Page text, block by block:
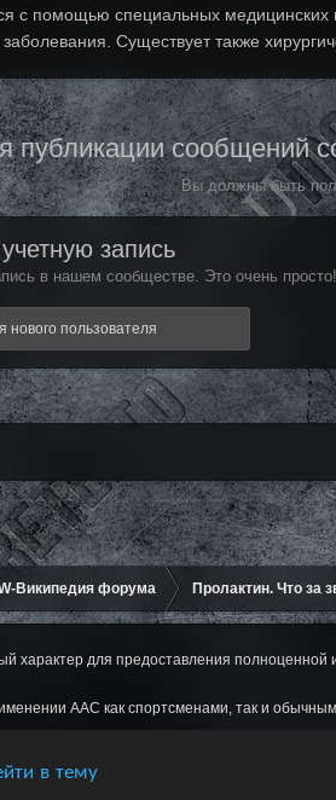
в тему
с помощью специальных медицинских
Существует также
публикации сообщений
Вы должны быть
запись
в нашем сообществе. Это очень просто!
нового пользователя
Википедия форума Пролактин. Что за
характер для предоставления
ААС как спортсменами, так и